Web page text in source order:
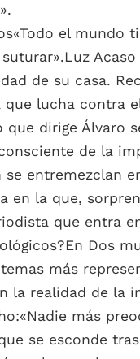
el
de su casa.
lucha contra
dirige Álvaro
de la
entremezclan
en la que,
que entra
Dos
más
la realidad de la
más
se esconde